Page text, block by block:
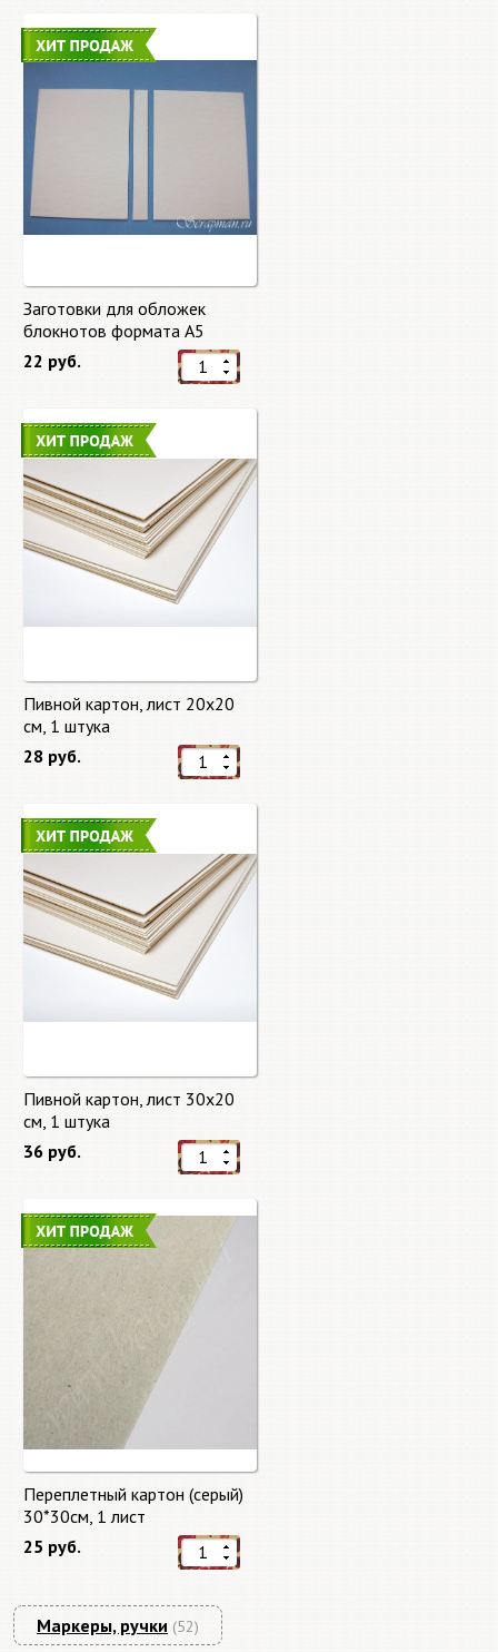
Заготовки для обложек
блокнотов формата А5
22 руб.
Пивной картон, лист 20х20
cм, 1 штука
28 руб.
Пивной картон, лист 30х20
cм, 1 штука
36 руб.
Переплетный картон (серый)
30*30см, 1 лист
25 руб.
Маркеры, ручки (52)